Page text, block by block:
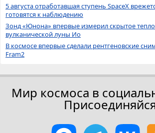
5 августа отработавшая ступень SpaceX
готовятся к наблюдению
Зонд «Юнона» впервые измерил скрытое
вулканической луны Ио
В космосе впервые сделали рентгеновские
Fram2
Мир космоса в